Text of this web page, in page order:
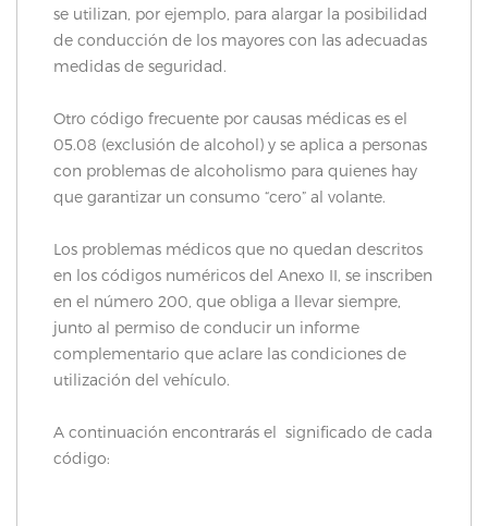
se utilizan, por ejemplo, para alargar la posibilidad
de conducción de los mayores con las adecuadas
medidas de seguridad.
Otro código frecuente por causas médicas es el
05.08 (exclusión de alcohol) y se aplica a personas
con problemas de alcoholismo para quienes hay
que garantizar un consumo “cero” al volante.
Los problemas médicos que no quedan descritos
en los códigos numéricos del Anexo II, se inscriben
en el número 200, que obliga a llevar siempre,
junto al permiso de conducir un informe
complementario que aclare las condiciones de
utilización del vehículo.
A continuación encontrarás el significado de cada
código: